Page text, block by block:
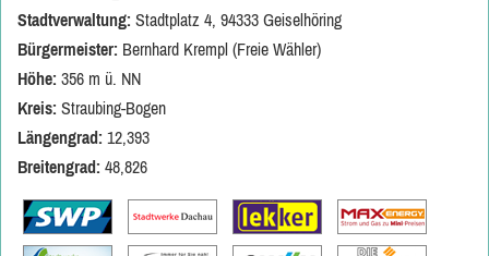
Stadtverwaltung: Stadtplatz 4, 94333 Geiselhöring
Bürgermeister: Bernhard Krempl (Freie Wähler)
Höhe: 356 m ü. NN
Kreis: Straubing-Bogen
Längengrad: 12,393
Breitengrad: 48,826